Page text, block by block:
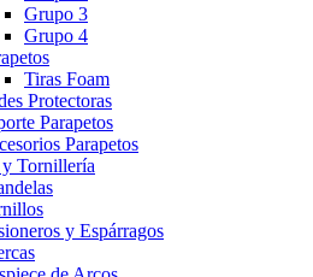
Grupo 3
Grupo 4
Tiras Foam
Protectoras
Parapetos
Parapetos
Tornillería
y Espárragos